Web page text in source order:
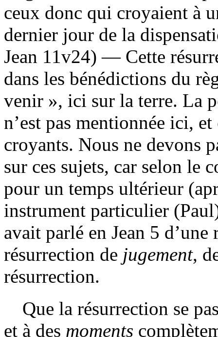
ceux donc qui croyaient à
dernier jour de la
Jean 11v24) — Cette
dans les bénédictions du
venir », ici sur la terre. La
n’est pas mentionnée ici,
croyants. Nous ne devons
sur ces sujets, car selon le
pour un temps ultérieur
instrument particulier
avait parlé en Jean 5
résurrection de jugement,
résurrection.
Que la résurrection se
et à des moments